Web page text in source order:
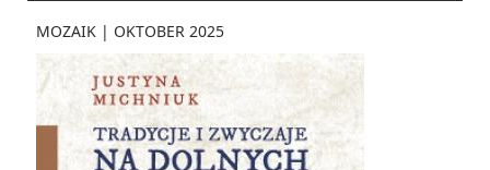
MOZAIK | OKTOBER 2025